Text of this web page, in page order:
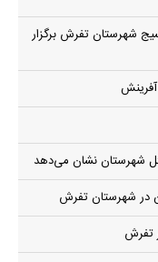
شهرستان تفرش برگزار
شهرستان نشان می‌دهد
در شهرستان تفرش
تفرش